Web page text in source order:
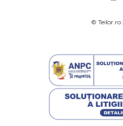
© Teilor.ro